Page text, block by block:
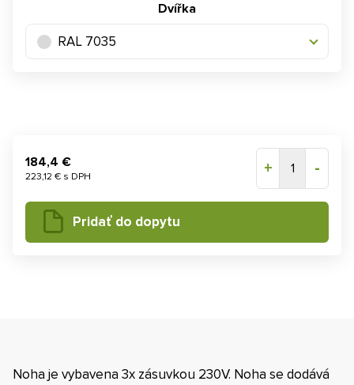
Dvířka
RAL 7035
184,4 €
223,12 € s DPH + 1 -
Pridať do dopytu
Noha je vybavena 3x zásuvkou 230V. Noha se dodává